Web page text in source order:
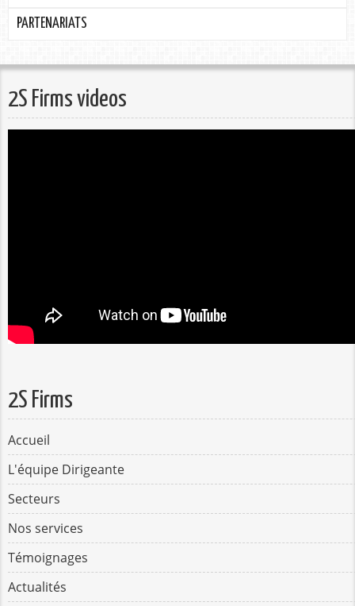
PARTENARIATS
2S Firms videos
2S Firms
Accueil
L'équipe Dirigeante
Secteurs
Nos services
Témoignages
Actualités